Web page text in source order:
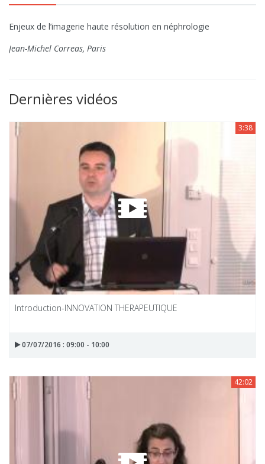
Enjeux de l’imagerie haute résolution en néphrologie
Jean-Michel Correas, Paris
Dernières vidéos
3:38
Introduction-INNOVATION THERAPEUTIQUE
07/07/2016 : 09:00 - 10:00
42:02